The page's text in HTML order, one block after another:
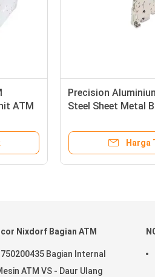
ATM
Precision
Steel Sheet Metal
Produsen
Harga
Nixdorf Bagian ATM
Bagian Internal
ATM VS - Daur Ulang